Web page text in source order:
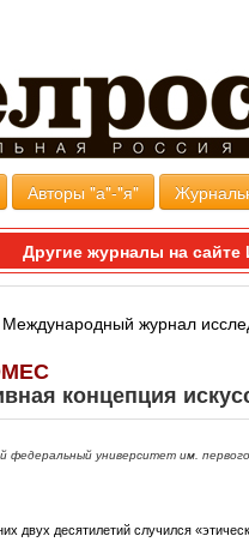
Авторы "а"-"я"
Другие журналы на
Международный журнал
концепция
федеральный университет им.
двух десятилетий случился